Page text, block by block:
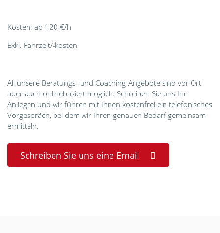
Kosten: ab 120 €/h
Exkl. Fahrzeit/-kosten
All unsere Beratungs- und Coaching-Angebote sind vor Ort
aber auch onlinebasiert möglich. Schreiben Sie uns Ihr
Anliegen und wir führen mit Ihnen kostenfrei ein telefonisches
Vorgespräch, bei dem wir Ihren genauen Bedarf gemeinsam
ermitteln.
Schreiben Sie uns eine Email